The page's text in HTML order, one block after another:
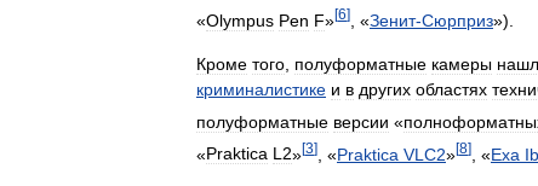
«Olympus Pen F»[6] , «Зенит-Сюрприз»).
Кроме того полуформатные камеры
криминалистике и в других областях
полуформатные версии «
«Praktica L2»[3] , «Praktica VLC2»[8] , «Exa Ib